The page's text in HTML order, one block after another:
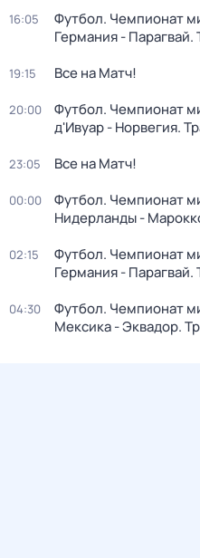
16:05
Футбол. Чемпионат
Германия -
19:15 Все на Матч!
20:00
Футбол. Чемпионат
д'Ивуар - Норвегия.
23:05 Все на Матч!
00:00
Футбол. Чемпионат
Нидерланды -
02:15
Футбол. Чемпионат
Германия -
04:30
Футбол. Чемпионат
Мексика - Эквадор.